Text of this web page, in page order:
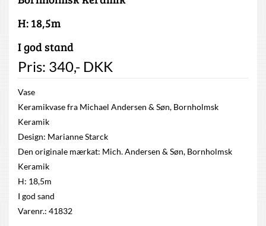
H: 18,5m
I god stand
Pris: 340,- DKK
Vase
Keramikvase fra Michael Andersen & Søn, Bornholmsk
Keramik
Design: Marianne Starck
Den originale mærkat: Mich. Andersen & Søn, Bornholmsk
Keramik
H: 18,5m
I god sand
Varenr.: 41832